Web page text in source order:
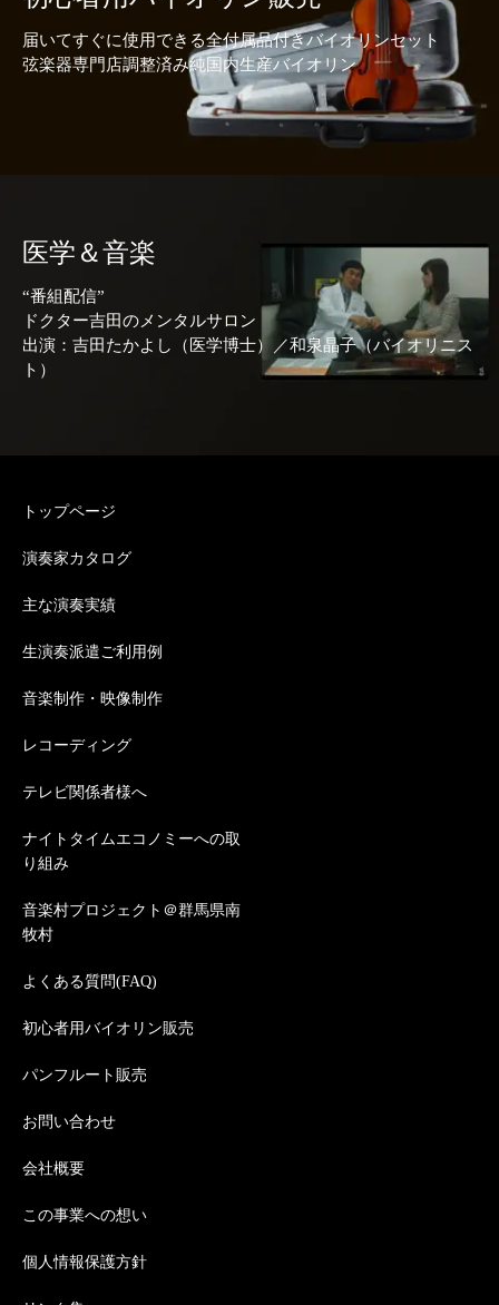
届いてすぐに使用できる全付属品付きバイオリンセット
弦楽器専門店調整済み純国内生産バイオリン
医学＆音楽
“番組配信”
ドクター吉田のメンタルサロン
出演：吉田たかよし（医学博士）／和泉晶子（バイオリニス
ト）
トップページ
演奏家カタログ
主な演奏実績
生演奏派遣ご利用例
音楽制作・映像制作
レコーディング
テレビ関係者様へ
ナイトタイムエコノミーへの取
り組み
音楽村プロジェクト＠群馬県南
牧村
よくある質問(FAQ)
初心者用バイオリン販売
パンフルート販売
お問い合わせ
会社概要
この事業への想い
個人情報保護方針